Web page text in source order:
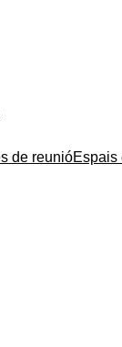
de reunióEspais